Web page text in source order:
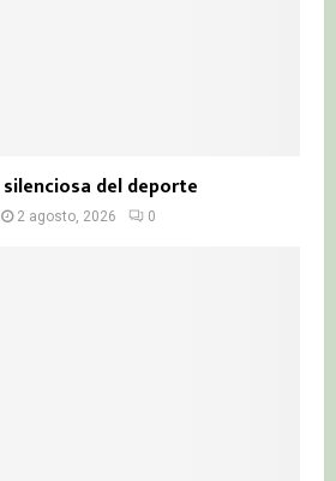
del deporte
2 agosto, 2026 0